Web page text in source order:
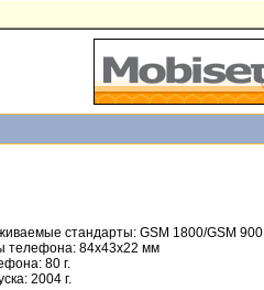
стандарты: GSM 1800/GSM 900
телефона: 84x43x22 мм
80 г.
2004 г.